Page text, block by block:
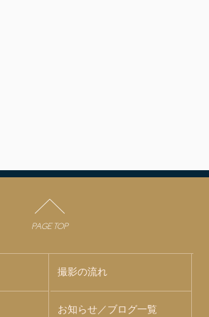
PAGE TOP
撮影の流れ
お知らせ／ブログ一覧